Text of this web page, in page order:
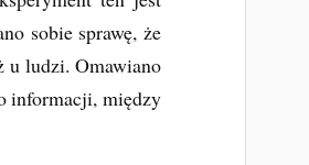
sobie sprawę, że
u ludzi. Omawiano
informacji, między